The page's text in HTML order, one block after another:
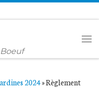
2024»Règlement